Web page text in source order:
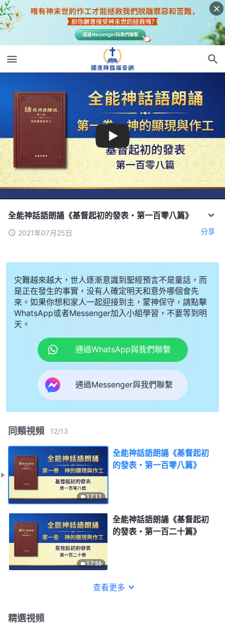
全能神話語朗誦《基督起初的發表・第一百零八篇》
2021年07月25日 分享
灾難越來越大，世人逐漸意識到聖經預言不是童話，而
是正在發生的事實，没有人確定明天和意外哪個會先
來。如果你想和家人一起迎接到主，蒙神保守，請點擊
WhatsApp或者Messenger加入小組學習，不要等到明
天。
通過WhatsApp與我們聯繫
通過Messenger與我們聯繫
同類視頻 12/13
17:11
全能神話語朗誦《基督起初
的發表・第一百零八篇》
17:56
全能神話語朗誦《基督起初
的發表・第一百二十篇》
查看更多
精選視頻